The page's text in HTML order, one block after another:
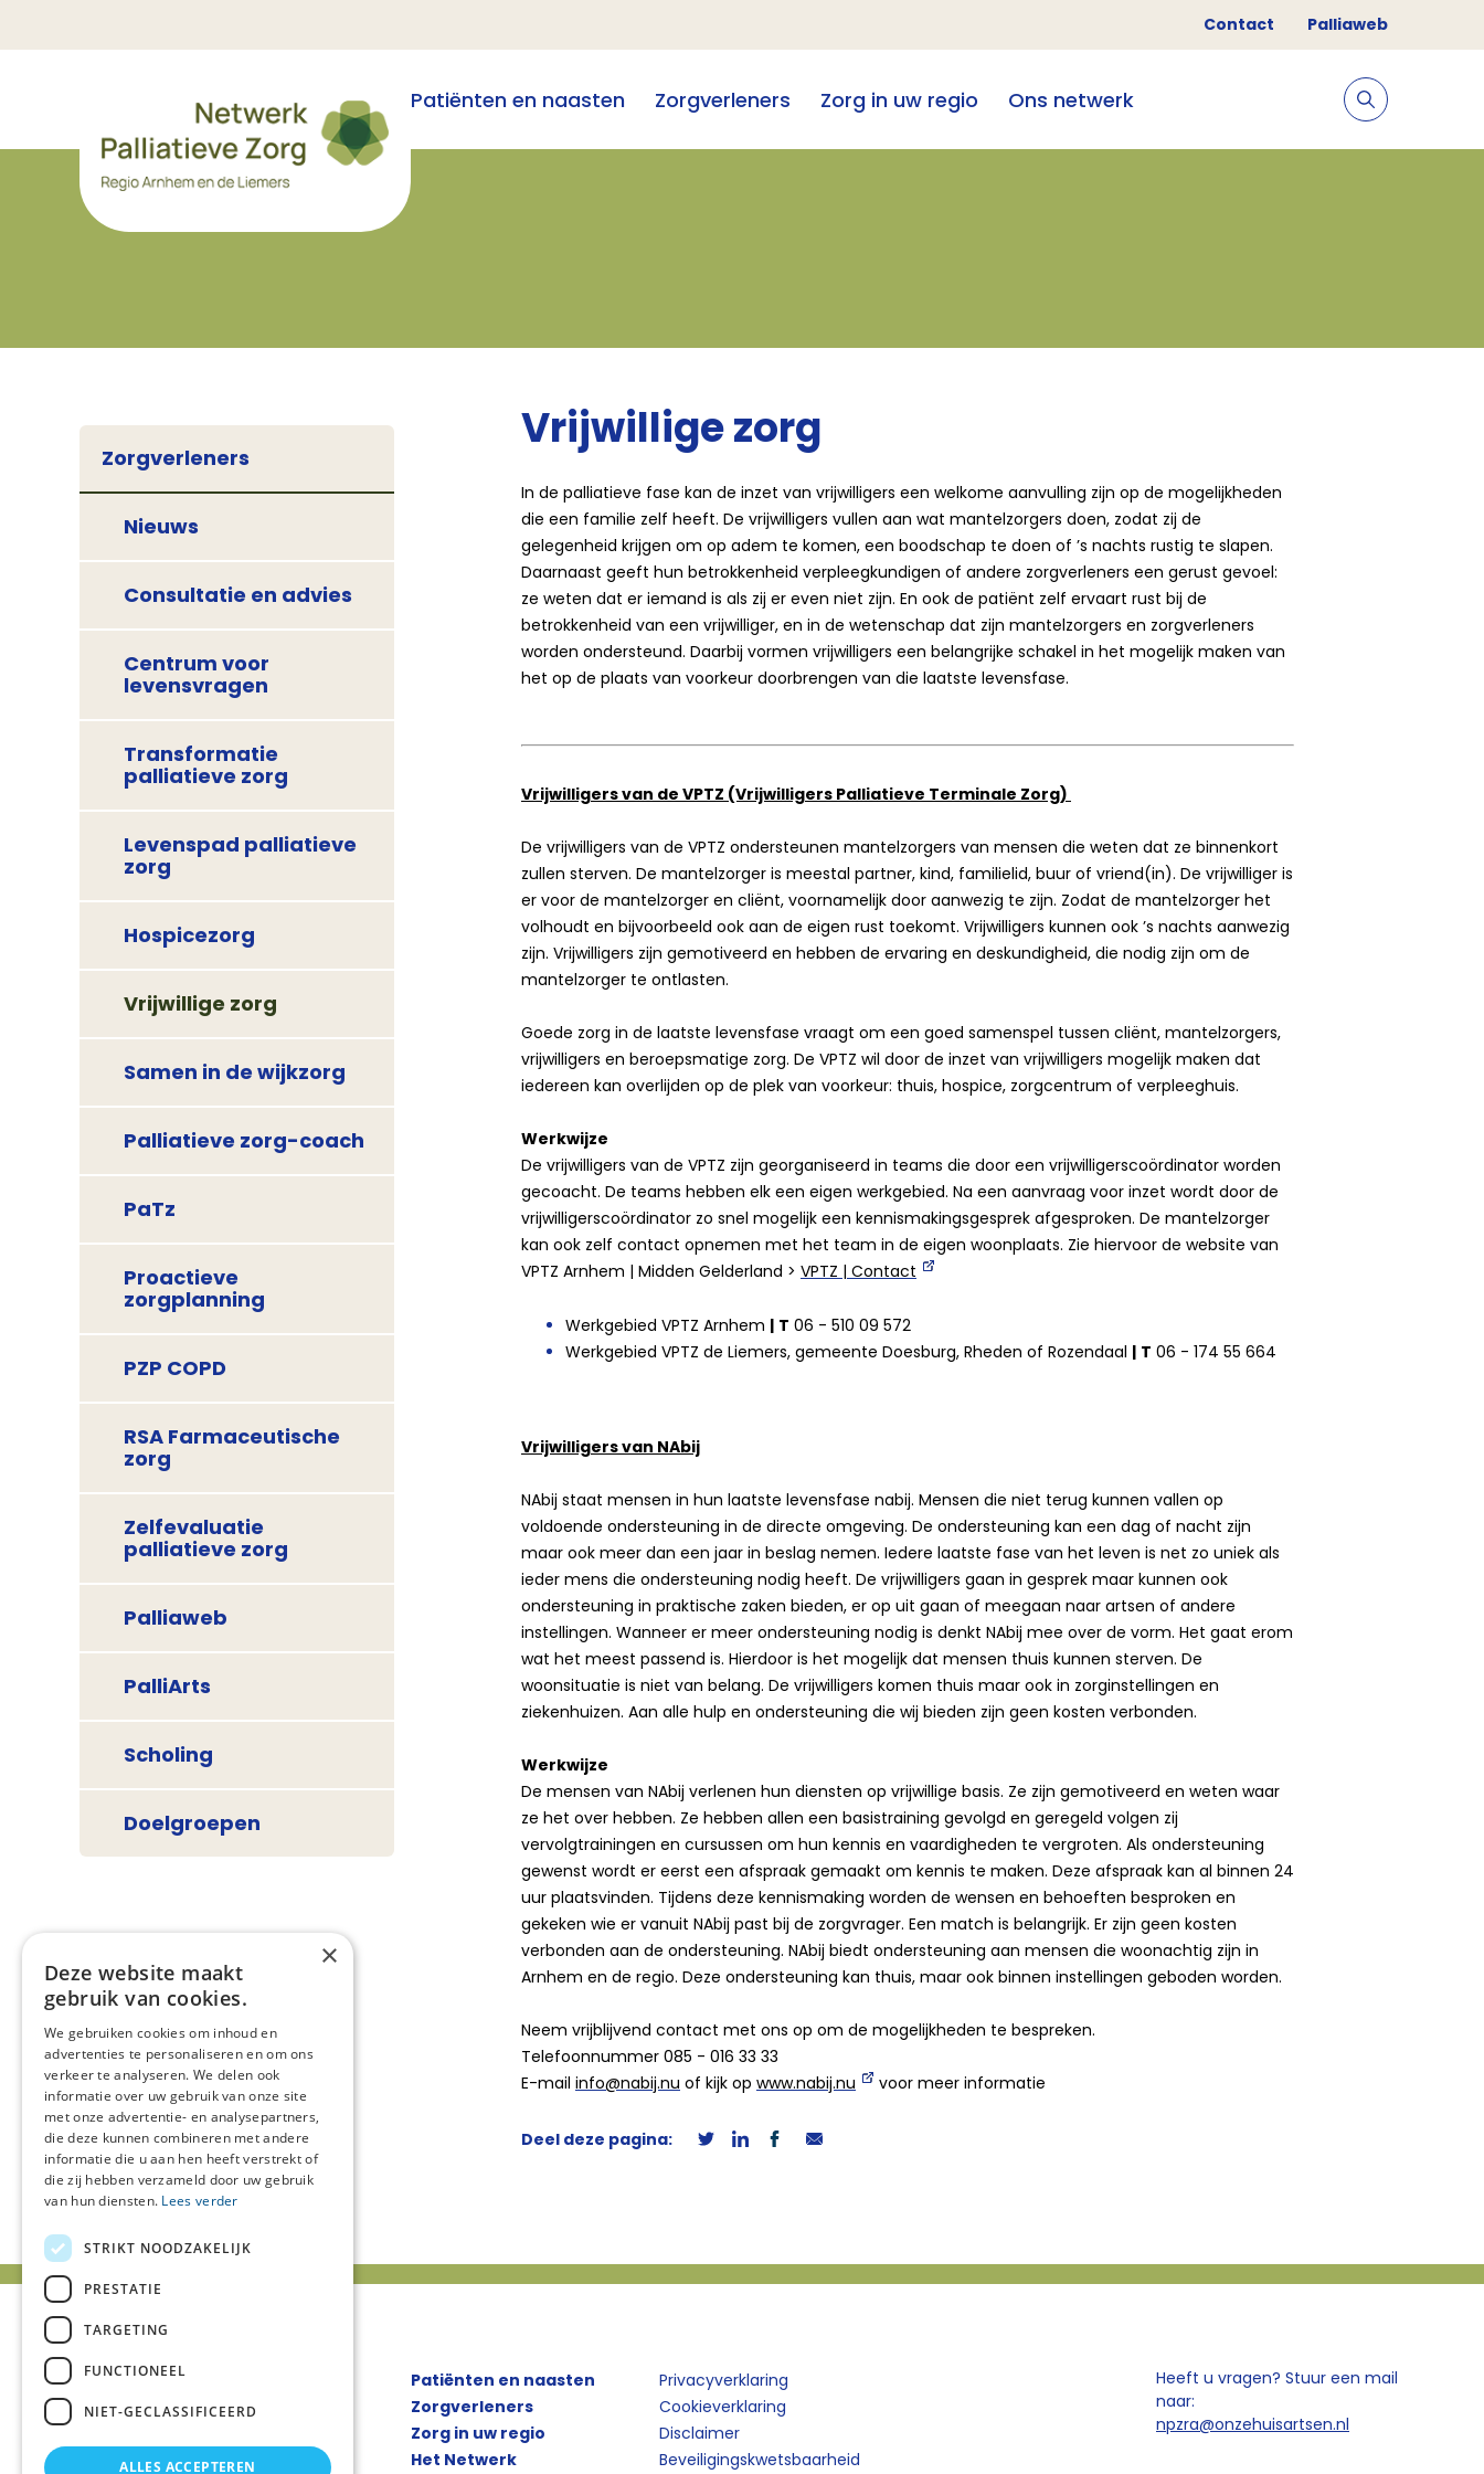
Contact Palliaweb
Patiënten en naasten Zorgverleners Zorg in uw regio Ons netwerk
Zorgverleners
Nieuws
Consultatie en advies
Centrum voor
levensvragen
Transformatie
palliatieve zorg
Levenspad palliatieve
zorg
Hospicezorg
Vrijwillige zorg
Samen in de wijkzorg
Palliatieve zorg-coach
PaTz
Proactieve
zorgplanning
PZP COPD
RSA Farmaceutische
zorg
Zelfevaluatie
palliatieve zorg
Palliaweb
PalliArts
Scholing
Doelgroepen
Vrijwillige zorg
In de palliatieve fase kan de inzet van vrijwilligers een welkome aanvulling zijn op de mogelijkheden
die een familie zelf heeft. De vrijwilligers vullen aan wat mantelzorgers doen, zodat zij de
gelegenheid krijgen om op adem te komen, een boodschap te doen of ’s nachts rustig te slapen.
Daarnaast geeft hun betrokkenheid verpleegkundigen of andere zorgverleners een gerust gevoel:
ze weten dat er iemand is als zij er even niet zijn. En ook de patiënt zelf ervaart rust bij de
betrokkenheid van een vrijwilliger, en in de wetenschap dat zijn mantelzorgers en zorgverleners
worden ondersteund. Daarbij vormen vrijwilligers een belangrijke schakel in het mogelijk maken van
het op de plaats van voorkeur doorbrengen van die laatste levensfase.
Vrijwilligers van de VPTZ (Vrijwilligers Palliatieve Terminale Zorg)
De vrijwilligers van de VPTZ ondersteunen mantelzorgers van mensen die weten dat ze binnenkort
zullen sterven. De mantelzorger is meestal partner, kind, familielid, buur of vriend(in). De vrijwilliger is
er voor de mantelzorger en cliënt, voornamelijk door aanwezig te zijn. Zodat de mantelzorger het
volhoudt en bijvoorbeeld ook aan de eigen rust toekomt. Vrijwilligers kunnen ook ’s nachts aanwezig
zijn. Vrijwilligers zijn gemotiveerd en hebben de ervaring en deskundigheid, die nodig zijn om de
mantelzorger te ontlasten.
Goede zorg in de laatste levensfase vraagt om een goed samenspel tussen cliënt, mantelzorgers,
vrijwilligers en beroepsmatige zorg. De VPTZ wil door de inzet van vrijwilligers mogelijk maken dat
iedereen kan overlijden op de plek van voorkeur: thuis, hospice, zorgcentrum of verpleeghuis.
Werkwijze
De vrijwilligers van de VPTZ zijn georganiseerd in teams die door een vrijwilligerscoördinator worden
gecoacht. De teams hebben elk een eigen werkgebied. Na een aanvraag voor inzet wordt door de
vrijwilligerscoördinator zo snel mogelijk een kennismakingsgesprek afgesproken. De mantelzorger
kan ook zelf contact opnemen met het team in de eigen woonplaats. Zie hiervoor de website van
VPTZ Arnhem | Midden Gelderland > VPTZ | Contact
Werkgebied VPTZ Arnhem | T 06 - 510 09 572
Werkgebied VPTZ de Liemers, gemeente Doesburg, Rheden of Rozendaal | T 06 - 174 55 664
Vrijwilligers van NAbij
NAbij staat mensen in hun laatste levensfase nabij. Mensen die niet terug kunnen vallen op
voldoende ondersteuning in de directe omgeving. De ondersteuning kan een dag of nacht zijn
maar ook meer dan een jaar in beslag nemen. Iedere laatste fase van het leven is net zo uniek als
ieder mens die ondersteuning nodig heeft. De vrijwilligers gaan in gesprek maar kunnen ook
ondersteuning in praktische zaken bieden, er op uit gaan of meegaan naar artsen of andere
instellingen. Wanneer er meer ondersteuning nodig is denkt NAbij mee over de vorm. Het gaat erom
wat het meest passend is. Hierdoor is het mogelijk dat mensen thuis kunnen sterven. De
woonsituatie is niet van belang. De vrijwilligers komen thuis maar ook in zorginstellingen en
ziekenhuizen. Aan alle hulp en ondersteuning die wij bieden zijn geen kosten verbonden.
Werkwijze
De mensen van NAbij verlenen hun diensten op vrijwillige basis. Ze zijn gemotiveerd en weten waar
ze het over hebben. Ze hebben allen een basistraining gevolgd en geregeld volgen zij
vervolgtrainingen en cursussen om hun kennis en vaardigheden te vergroten. Als ondersteuning
gewenst wordt er eerst een afspraak gemaakt om kennis te maken. Deze afspraak kan al binnen 24
uur plaatsvinden. Tijdens deze kennismaking worden de wensen en behoeften besproken en
gekeken wie er vanuit NAbij past bij de zorgvrager. Een match is belangrijk. Er zijn geen kosten
verbonden aan de ondersteuning. NAbij biedt ondersteuning aan mensen die woonachtig zijn in
Arnhem en de regio. Deze ondersteuning kan thuis, maar ook binnen instellingen geboden worden.
Neem vrijblijvend contact met ons op om de mogelijkheden te bespreken.
Telefoonnummer 085 - 016 33 33
E-mail info@nabij.nu of kijk op www.nabij.nu voor meer informatie
Deel deze pagina:
Patiënten en naasten
Zorgverleners
Zorg in uw regio
Het Netwerk
Privacyverklaring
Cookieverklaring
Disclaimer
Beveiligingskwetsbaarheid
Heeft u vragen? Stuur een mail
naar:
npzra@onzehuisartsen.nl
×
Deze website maakt
gebruik van cookies.
We gebruiken cookies om inhoud en
advertenties te personaliseren en om ons
verkeer te analyseren. We delen ook
informatie over uw gebruik van onze site
met onze advertentie- en analysepartners,
die deze kunnen combineren met andere
informatie die u aan hen heeft verstrekt of
die zij hebben verzameld door uw gebruik
van hun diensten. Lees verder
STRIKT NOODZAKELIJK
PRESTATIE
TARGETING
FUNCTIONEEL
NIET-GECLASSIFICEERD
ALLES ACCEPTEREN